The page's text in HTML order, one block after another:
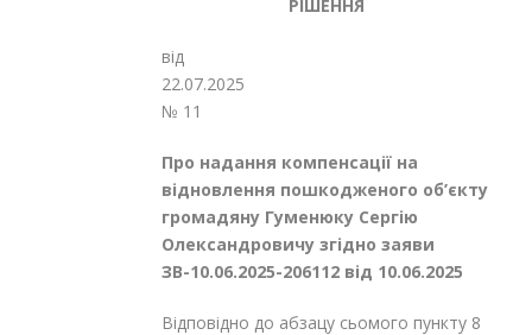
РІШЕННЯ
від
№ 11
Про надання компенсації на
відновлення пошкодженого об’єкту
громадяну Гуменюку Сергію
Олександровичу згідно заяви
ЗВ-10.06.2025-206112 від 10.06.2025
Відповідно до абзацу сьомого пункту 8